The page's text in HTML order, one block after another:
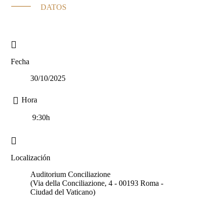
DATOS
Fecha
30/10/2025
Hora
9:30h
Localización
Auditorium Conciliazione
(Via della Conciliazione, 4 - 00193 Roma -
Ciudad del Vaticano)